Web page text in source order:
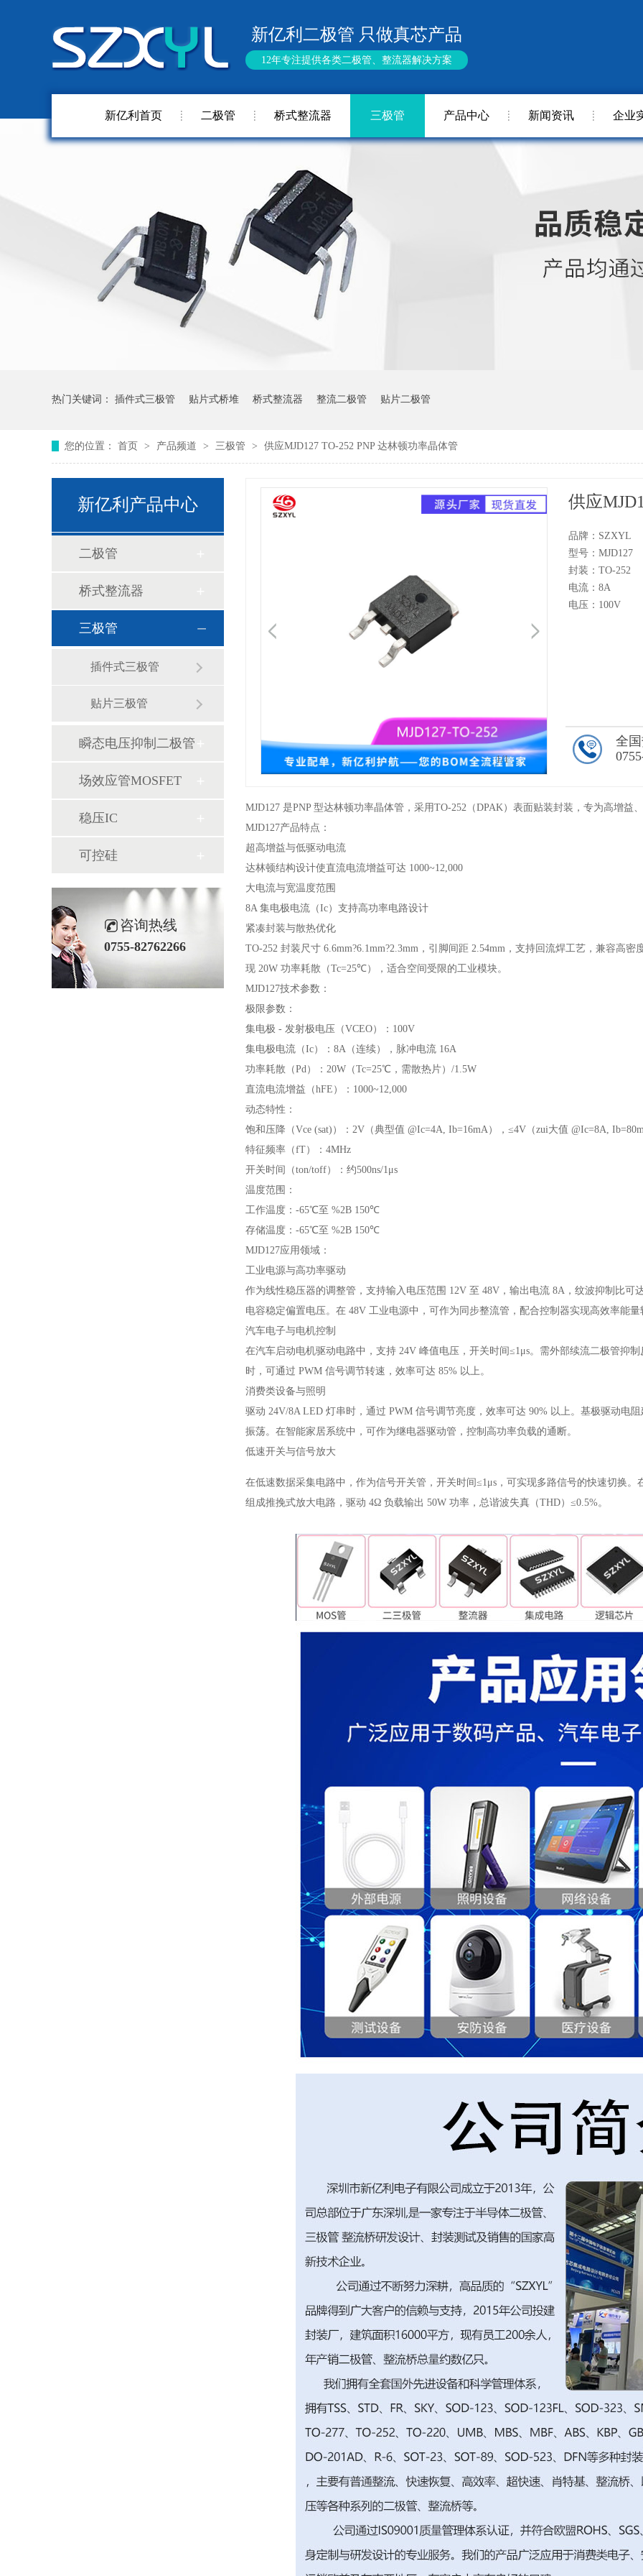
新亿利二极管 只做真芯产品
12年专注提供各类二极管、整流器解决方案
新亿利首页 二极管 桥式整流器 三极管 产品中心 新闻资讯 企业
热门关键词： 插件式三极管 贴片式桥堆 桥式整流器 整流二极管 贴片二极管
您的位置： 首页 > 产品频道 > 三极管 > 供应MJD127 TO-252 PNP 达林顿功率晶体管
新亿利产品中心
二极管
桥式整流器
三极管
插件式三极管
贴片三极管
瞬态电压抑制二极管
场效应管MOSFET
稳压IC
可控硅
咨询热线
0755-82762266
1/1
供应
品牌：SZXYL
型号：MJD127
封装：TO-252
电流：8A
电压：100V
全
MJD127 是PNP 型达林顿功率晶体管，采用TO-252（DPAK）表面贴装封装，专为高增益
MJD127产品特点：
超高增益与低驱动电流
达林顿结构设计使直流电流增益可达 1000~12,000
大电流与宽温度范围
8A 集电极电流（Ic）支持高功率电路设计
紧凑封装与散热优化
TO-252 封装尺寸 6.6mm?6.1mm?2.3mm，引脚间距 2.54mm，支持回流焊工艺，兼容高
现 20W 功率耗散（Tc=25℃），适合空间受限的工业模块。
MJD127技术参数：
极限参数：
集电极 - 发射极电压（VCEO）：100V
集电极电流（Ic）：8A（连续），脉冲电流 16A
功率耗散（Pd）：20W（Tc=25℃，需散热片）/1.5W
直流电流增益（hFE）：1000~12,000
动态特性：
饱和压降（Vce (sat)）：2V（典型值 @Ic=4A, Ib=16mA），≤4V（zui大值 @Ic=8A,
特征频率（fT）：4MHz
开关时间（ton/toff）：约500ns/1μs
温度范围：
工作温度：-65℃至 %2B 150℃
存储温度：-65℃至 %2B 150℃
MJD127应用领域：
工业电源与高功率驱动
作为线性稳压器的调整管，支持输入电压范围 12V 至 48V，输出电流 8A，纹波抑制比可
电容稳定偏置电压。在 48V 工业电源中，可作为同步整流管，配合控制器实现高效率能量
汽车电子与电机控制
在汽车启动电机驱动电路中，支持 24V 峰值电压，开关时间≤1μs。需外部续流二极管抑
时，可通过 PWM 信号调节转速，效率可达 85% 以上。
消费类设备与照明
驱动 24V/8A LED 灯串时，通过 PWM 信号调节亮度，效率可达 90% 以上。基极驱动电
振荡。在智能家居系统中，可作为继电器驱动管，控制高功率负载的通断。
低速开关与信号放大
在低速数据采集电路中，作为信号开关管，开关时间≤1μs，可实现多路信号的快速切换
组成推挽式放大电路，驱动 4Ω 负载输出 50W 功率，总谐波失真（THD）≤0.5%。